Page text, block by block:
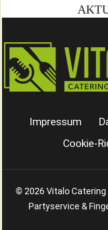
Impressum
Cookie-
© 2026 Vitalo Catering
Partyservice &